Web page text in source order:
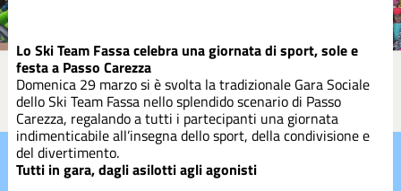
Lo Ski Team Fassa celebra una giornata di sport, sole e
festa a Passo Carezza
Domenica 29 marzo si è svolta la tradizionale Gara Sociale
dello Ski Team Fassa nello splendido scenario di Passo
Carezza, regalando a tutti i partecipanti una giornata
indimenticabile all’insegna dello sport, della condivisione e
del divertimento.
Tutti in gara, dagli asilotti agli agonisti
Europa
Corsi
Corsi estivi